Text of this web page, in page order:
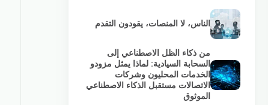
الناس، لا المنصات، يقودون التقدم
من ذكاء الظل الاصطناعي إلى
السحابة السيادية: لماذا يمثل مزودو
الخدمات المحليون وشركات
الاتصالات مستقبل الذكاء الاصطناعي
الموثوق